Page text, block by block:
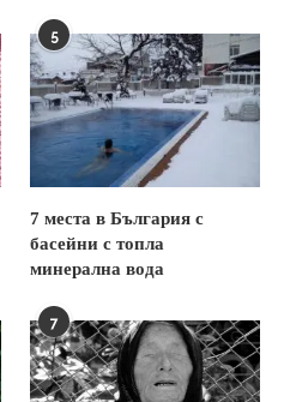
5
7 места в България с
басейни с топла
минерална вода
7